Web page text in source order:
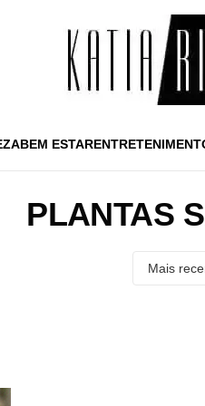
BEM ESTAR
PLANTAS